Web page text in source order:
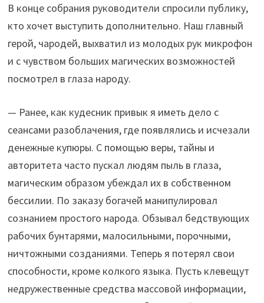
В конце собрания руководители спросили публику,
кто хочет выступить дополнительно. Наш главный
герой, чародей, выхватил из молодых рук микрофон
и с чувством больших магических возможностей
посмотрел в глаза народу.
— Ранее, как кудесник привык я иметь дело с
сеансами разоблачения, где появлялись и исчезали
денежные купюры. С помощью веры, тайны и
авторитета часто пускал людям пыль в глаза,
магическим образом убеждал их в собственном
бессилии. По заказу богачей манипулировал
сознанием простого народа. Обзывал бедствующих
рабочих бунтарями, малосильными, порочными,
ничтожными созданиями. Теперь я потерял свои
способности, кроме колкого языка. Пусть клевещут
недружественные средства массовой информации,